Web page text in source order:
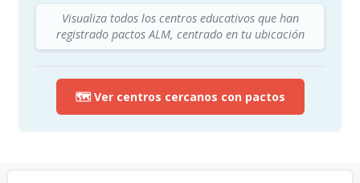
Visualiza todos los centros educativos que han
registrado pactos ALM, centrado en tu ubicación
🗺️ Ver centros cercanos con pactos